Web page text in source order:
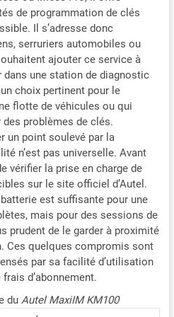
transpondeur, état
verrouillage et mode code.
Outil programmation clé
voiture Autel KM100X peut
également effectuer
génération, simulation et
conversion transpondeurs
entre ID63 & ID83, évitant
ainsi problèmes utilisation
via OBD. 🏆🏆【Fonctions
Spéciales Autel KM100X】
Autel KM100X par rapport
aux autres outils
programmation clés
conventionnels, rend
programmation clés plus
efficace que jamais. Tels
que détection fréquence,
réglage boutons,
détection informations clé
de programmation de clés
Il s’adresse donc
serruriers automobiles ou
ajouter ce service à
dans une station de diagnostic
choix pertinent pour le
flotte de véhicules ou qui
problèmes de clés.
un point soulevé par la
n’est pas universelle. Avant
vérifier la prise en charge de
sur le site officiel d’Autel.
est suffisante pour une
mais pour des sessions de
prudent de le garder à proximité
Ces quelques compromis sont
par sa facilité d’utilisation
d’abonnement.
du Autel MaxiIM KM100